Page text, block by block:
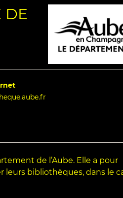
DE
de l’Aube. Elle a pour
leurs bibliothèques, dans le